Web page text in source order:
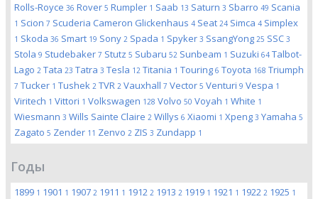
Rolls-Royce 36 Rover 5 Rumpler 1 Saab 13 Saturn 3 Sbarro 49 Scania
1 Scion 7 Scuderia Cameron Glickenhaus 4 Seat 24 Simca 4 Simplex
1 Skoda 36 Smart 19 Sony 2 Spada 1 Spyker 3 SsangYong 25 SSC 3
Stola 9 Studebaker 7 Stutz 5 Subaru 52 Sunbeam 1 Suzuki 64 Talbot-
Lago 2 Tata 23 Tatra 3 Tesla 12 Titania 1 Touring 6 Toyota 168 Triumph
7 Tucker 1 Tushek 2 TVR 2 Vauxhall 7 Vector 5 Venturi 9 Vespa 1
Viritech 1 Vittori 1 Volkswagen 128 Volvo 50 Voyah 1 White 1
Wiesmann 3 Wills Sainte Claire 2 Willys 6 Xiaomi 1 Xpeng 3 Yamaha 5
Zagato 5 Zender 11 Zenvo 2 ZIS 3 Zundapp 1
Годы
1899 1 1901 1 1907 2 1911 1 1912 2 1913 2 1919 1 1921 1 1922 2 1925 1